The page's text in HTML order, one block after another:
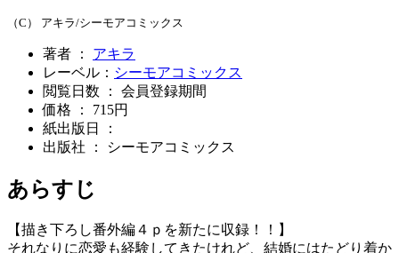
（C） アキラ/シーモアコミックス
著者 ： アキラ
レーベル： シーモアコミックス
閲覧日数 ： 会員登録期間
価格 ： 715円
紙出版日 ：
出版社 ： シーモアコミックス
あらすじ
【描き下ろし番外編４ｐを新たに収録！！】
それなりに恋愛も経験してきたけれど、結婚にはたどり着か